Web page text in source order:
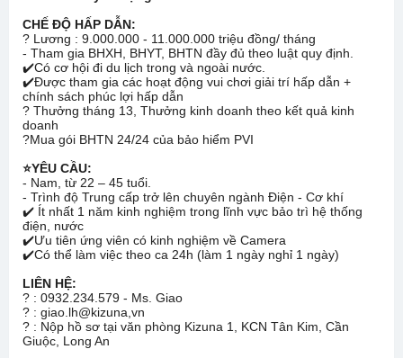
CHẾ ĐỘ HẤP DẪN:
? Lương : 9.000.000 - 11.000.000 triệu đồng/ tháng
- Tham gia BHXH, BHYT, BHTN đầy đủ theo luật quy định.
✔️Có cơ hội đi du lịch trong và ngoài nước.
✔️Được tham gia các hoạt động vui chơi giải trí hấp dẫn +
chính sách phúc lợi hấp dẫn
? Thưởng tháng 13, Thưởng kinh doanh theo kết quả kinh
doanh
?Mua gói BHTN 24/24 của bảo hiểm PVI
⭐YÊU CẦU:
- Nam, từ 22 – 45 tuổi.
- Trình độ Trung cấp trở lên chuyên ngành Điện - Cơ khí
✔️ Ít nhất 1 năm kinh nghiệm trong lĩnh vực bảo trì hệ thống
điện, nước
✔️Ưu tiên ứng viên có kinh nghiệm về Camera
✔️Có thể làm việc theo ca 24h (làm 1 ngày nghỉ 1 ngày)
LIÊN HỆ:
? : 0932.234.579 - Ms. Giao
? : giao.lh@kizuna,vn
? : Nộp hồ sơ tại văn phòng Kizuna 1, KCN Tân Kim, Cần
Giuộc, Long An